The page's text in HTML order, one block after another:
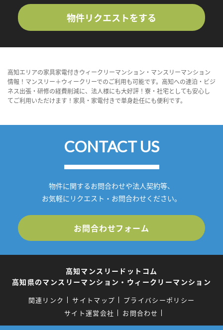
物件リクエストをする
高知エリアの家具家電付きウィークリーマンション・マンスリーマンション
情報！マンスリー＋ウィークリーでのご利用も可能です。高知への連泊・ビジ
ネス出張・研修の経費削減に、法人様にも大好評！寮・社宅としても安心し
てご利用いただけます！家具・家電付きで単身赴任にも便利です。
CONTACT US
物件に関するお問合わせや法人契約等、
お気軽にリクエスト・お問合わせください。
お問合わせフォーム
高知マンスリードットコム
高知県のマンスリーマンション・ウィークリーマンション
関連リンク サイトマップ
プライバシーポリシー
サイト運営会社
お問合わせ